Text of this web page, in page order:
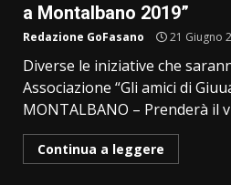
a Montalbano 2019”
Redazione GoFasano 21 Giugno
Diverse le iniziative che
Associazione “Gli amici di
MONTALBANO – Prenderà il
Continua a leggere